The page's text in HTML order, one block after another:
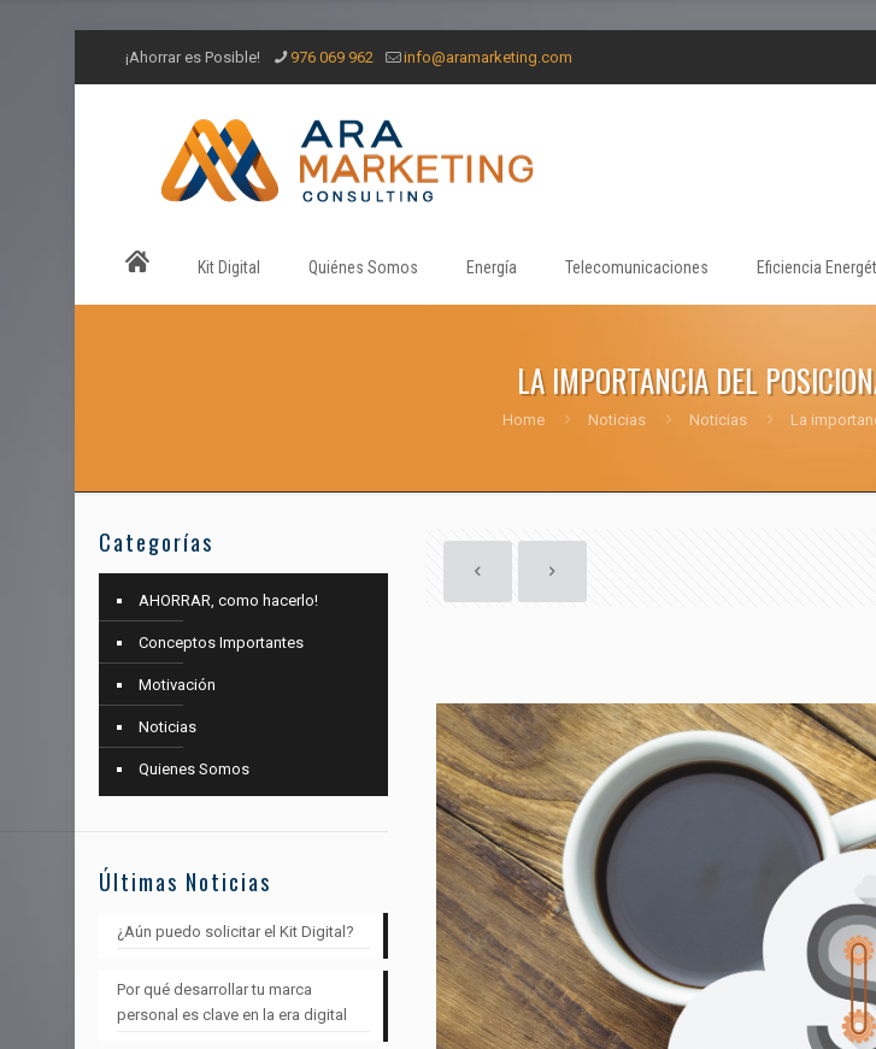
¡Ahorrar es Posible! 976 069 962 info@aramarketing.com
Kit Digital Quiénes Somos Energía Telecomunicaciones Eficiencia
LA IMPORTANCIA DEL
Home Noticias Noticias La
Categorías
AHORRAR, como hacerlo!
Conceptos Importantes
Motivación
Noticias
Quienes Somos
Últimas Noticias
¿Aún puedo solicitar el Kit Digital?
Por qué desarrollar tu marca
personal es clave en la era digital